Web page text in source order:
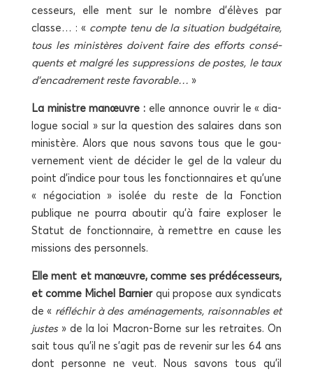
ces­seurs, elle ment sur le nombre d’élèves par
classe… : « compte tenu de la situa­tion bud­gé­taire,
tous les minis­tères doivent faire des efforts consé­
quents et mal­gré les sup­pres­sions de postes, le taux
d’encadrement reste favo­rable… »
La ministre manœuvre : elle annonce ouvrir le « dia­
logue social » sur la ques­tion des salaires dans son
minis­tère. Alors que nous savons tous que le gou­
ver­ne­ment vient de déci­der le gel de la valeur du
point d’indice pour tous les fonc­tion­naires et qu’une
« négo­cia­tion » iso­lée du reste de la Fonc­tion
publique ne pour­ra abou­tir qu’à faire explo­ser le
Sta­tut de fonc­tion­naire, à remettre en cause les
mis­sions des personnels.
Elle ment et manœuvre, comme ses pré­dé­ces­seurs,
et comme Michel Bar­nier qui pro­pose aux syn­di­cats
de « réflé­chir à des amé­na­ge­ments, rai­son­nables et
justes » de la loi Macron-Borne sur les retraites. On
sait tous qu’il ne s’agit pas de reve­nir sur les 64 ans
dont per­sonne ne veut. Nous savons tous qu’il